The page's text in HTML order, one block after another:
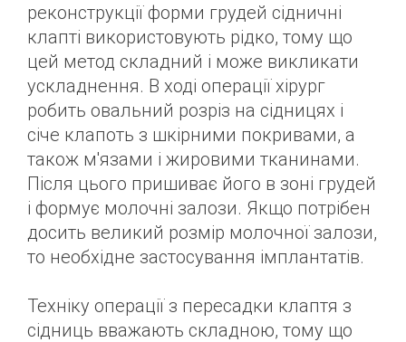
реконструкції форми грудей сідничні
клапті використовують рідко, тому що
цей метод складний і може викликати
ускладнення. В ході операції хірург
робить овальний розріз на сідницях і
січе клапоть з шкірними покривами, а
також м'язами і жировими тканинами.
Після цього пришиває його в зоні грудей
і формує молочні залози. Якщо потрібен
досить великий розмір молочної залози,
то необхідне застосування імплантатів.
Техніку операції з пересадки клаптя з
сідниць вважають складною, тому що